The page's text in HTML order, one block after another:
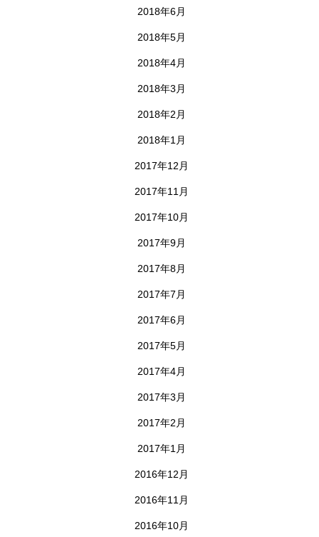
2018年6月
2018年5月
2018年4月
2018年3月
2018年2月
2018年1月
2017年12月
2017年11月
2017年10月
2017年9月
2017年8月
2017年7月
2017年6月
2017年5月
2017年4月
2017年3月
2017年2月
2017年1月
2016年12月
2016年11月
2016年10月